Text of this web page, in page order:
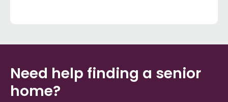
Need help finding a senior
home?